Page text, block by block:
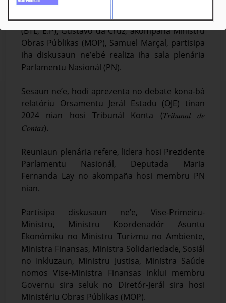
𝐃𝐢́𝐥𝐢, 𝟏𝟔 𝐅𝐞𝐯𝐞𝐫𝐞𝐢𝐫𝐮 𝟐𝟎𝟐𝟔. Prezidente Komisaun
Ezekutiva (KE) Bee Timor-Leste, Empreza Públika
(BTL, E.P), Gustavo da Cruz, akompaña Ministru
Obras Públikas (MOP), Samuel Marçal, partisipa
iha diskusaun ne’ebé realiza iha sala plenária
Parlamentu Nasionál (PN).
Sesaun ne’e, hodi aprezenta no debate kona-bá
relatóriu Orsamentu Jerál Estadu (OJE) tinan
2024 nian hosi Tribunál Konta (𝑇𝑟𝑖𝑏𝑢𝑛𝑎𝑙 𝑑𝑒
𝐶𝑜𝑛𝑡𝑎𝑠).
Reuniaun plenária refere, lidera hosi Prezidente
Parlamentu Nasionál, Deputada Maria
Fernanda Lay no akompaña hosi membru PN
nian.
Partisipa diskusaun ne’e, Vise-Primeiru-
Ministru, Ministru Koordenadór Asuntu
Ekonómiku no Ministru Turizmu no Ambiente,
Ministra Finansas, Ministra Solidariedade, Sosiál
no Inkluzaun, Ministru Justisa, Ministra Saúde
nomos Vise-Ministra Finansas inklui membru
Governu sira seluk no Diretór-Jerál sira hosi
Ministériu Obras Públikas (MOP).